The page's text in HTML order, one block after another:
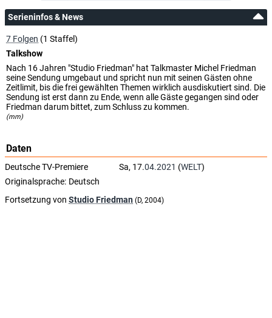
Serieninfos & News
7 Folgen (1 Staffel)
Talkshow
Nach 16 Jahren "Studio Friedman" hat Talkmaster Michel Friedman
seine Sendung umgebaut und spricht nun mit seinen Gästen ohne
Zeitlimit, bis die frei gewählten Themen wirklich ausdiskutiert sind. Die
Sendung ist erst dann zu Ende, wenn alle Gäste gegangen sind oder
Friedman darum bittet, zum Schluss zu kommen.
(mm)
Daten
Deutsche TV-Premiere Sa, 17.04.2021 (WELT)
Originalsprache: Deutsch
Fortsetzung von Studio Friedman (D, 2004)